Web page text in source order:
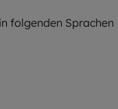
folgenden Sprachen